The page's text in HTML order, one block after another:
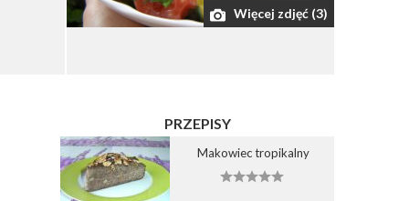
Więcej zdjęć (3)
PRZEPISY
Makowiec tropikalny